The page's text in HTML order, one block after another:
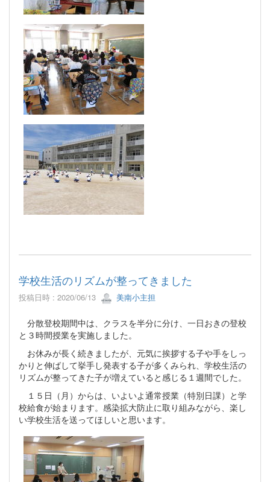
学校生活のリズムが整ってきました
投稿日時 : 2020/06/13 美南小主担
分散登校期間中は、クラスを半分に分け、一日おきの登校
と３時間授業を実施しました。
お休みが長く続きましたが、元気に挨拶する子や手をしっ
かりと伸ばして挙手し発表する子が多くみられ、学校生活の
リズムが整ってきた子が増えていると感じる１週間でした。
１５日（月）からは、いよいよ通常授業（特別日課）と学
校給食が始まります。感染拡大防止に取り組みながら、楽し
い学校生活を送ってほしいと思います。